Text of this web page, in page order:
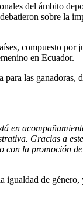
del ámbito
sobre la
compuesto por
en Ecuador.
las
en
Gracias a
con la promoción
de género,